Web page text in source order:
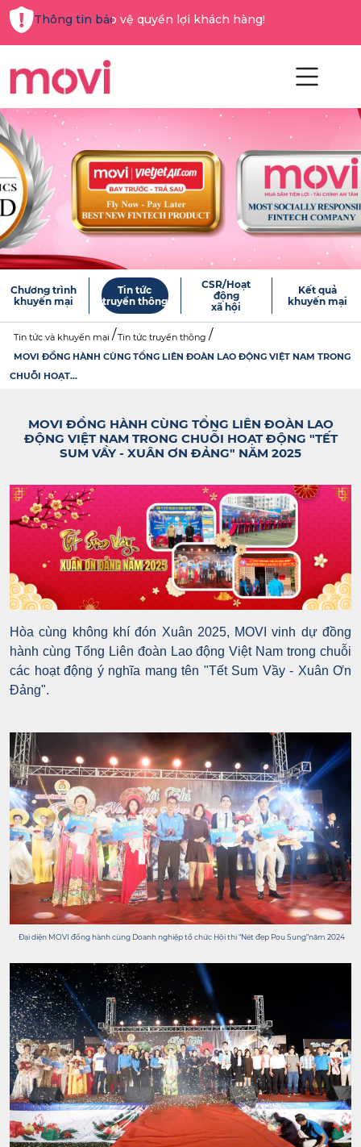
Thông tin bảo vệ quyền lợi khách hàng!
Chương trình
khuyến mại
Tin tức
truyền thông
CSR/Hoạt
động
xã hội
Kết quả
khuyến mại
Tin tức và khuyến mại
Tin tức truyền thông
MOVI ĐỒNG HÀNH CÙNG TỔNG LIÊN ĐOÀN LAO ĐỘNG VIỆT NAM TRONG
CHUỖI HOẠT...
MOVI ĐỒNG HÀNH CÙNG TỔNG LIÊN ĐOÀN LAO
ĐỘNG VIỆT NAM TRONG CHUỖI HOẠT ĐỘNG "TẾT
SUM VẦY - XUÂN ƠN ĐẢNG" NĂM 2025
Hòa cùng không khí đón Xuân 2025, MOVI vinh dự đồng
hành cùng Tổng Liên đoàn Lao động Việt Nam trong chuỗi
các hoạt động ý nghĩa mang tên "Tết Sum Vầy - Xuân Ơn
Đảng".
Đại diện MOVI đồng hành cùng Doanh nghiệp tổ chức Hội thi “Nét đẹp Pou Sung”năm 2024